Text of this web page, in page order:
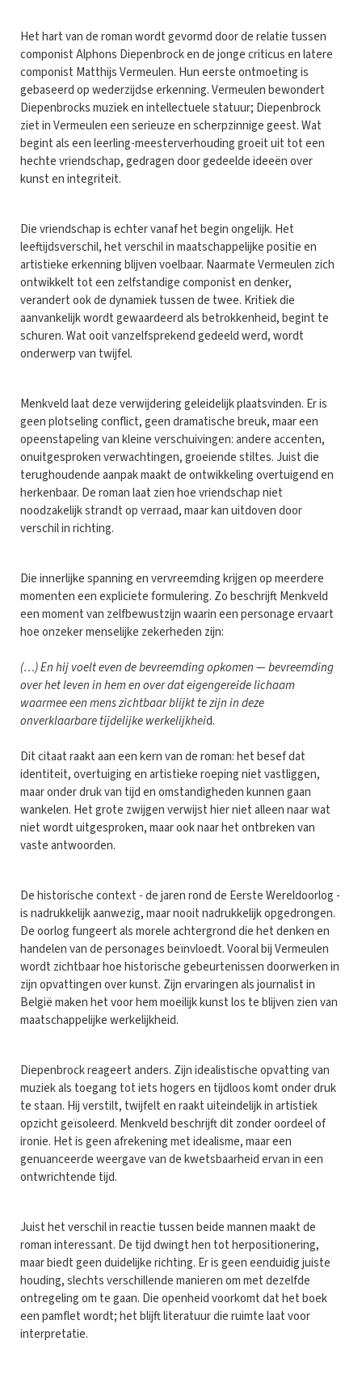
Het hart van de roman wordt gevormd door de relatie tussen
componist Alphons Diepenbrock en de jonge criticus en latere
componist Matthijs Vermeulen. Hun eerste ontmoeting is
gebaseerd op wederzijdse erkenning. Vermeulen bewondert
Diepenbrocks muziek en intellectuele statuur; Diepenbrock
ziet in Vermeulen een serieuze en scherpzinnige geest. Wat
begint als een leerling-meesterverhouding groeit uit tot een
hechte vriendschap, gedragen door gedeelde ideeën over
kunst en integriteit.
Die vriendschap is echter vanaf het begin ongelijk. Het
leeftijdsverschil, het verschil in maatschappelijke positie en
artistieke erkenning blijven voelbaar. Naarmate Vermeulen zich
ontwikkelt tot een zelfstandige componist en denker,
verandert ook de dynamiek tussen de twee. Kritiek die
aanvankelijk wordt gewaardeerd als betrokkenheid, begint te
schuren. Wat ooit vanzelfsprekend gedeeld werd, wordt
onderwerp van twijfel.
Menkveld laat deze verwijdering geleidelijk plaatsvinden. Er is
geen plotseling conflict, geen dramatische breuk, maar een
opeenstapeling van kleine verschuivingen: andere accenten,
onuitgesproken verwachtingen, groeiende stiltes. Juist die
terughoudende aanpak maakt de ontwikkeling overtuigend en
herkenbaar. De roman laat zien hoe vriendschap niet
noodzakelijk strandt op verraad, maar kan uitdoven door
verschil in richting.
Die innerlijke spanning en vervreemding krijgen op meerdere
momenten een expliciete formulering. Zo beschrijft Menkveld
een moment van zelfbewustzijn waarin een personage ervaart
hoe onzeker menselijke zekerheden zijn:
(…) En hij voelt even de bevreemding opkomen — bevreemding
over het leven in hem en over dat eigengereide lichaam
waarmee een mens zichtbaar blijkt te zijn in deze
onverklaarbare tijdelijke werkelijkheid.
Dit citaat raakt aan een kern van de roman: het besef dat
identiteit, overtuiging en artistieke roeping niet vastliggen,
maar onder druk van tijd en omstandigheden kunnen gaan
wankelen. Het grote zwijgen verwijst hier niet alleen naar wat
niet wordt uitgesproken, maar ook naar het ontbreken van
vaste antwoorden.
De historische context - de jaren rond de Eerste Wereldoorlog -
is nadrukkelijk aanwezig, maar nooit nadrukkelijk opgedrongen.
De oorlog fungeert als morele achtergrond die het denken en
handelen van de personages beïnvloedt. Vooral bij Vermeulen
wordt zichtbaar hoe historische gebeurtenissen doorwerken in
zijn opvattingen over kunst. Zijn ervaringen als journalist in
België maken het voor hem moeilijk kunst los te blijven zien van
maatschappelijke werkelijkheid.
Diepenbrock reageert anders. Zijn idealistische opvatting van
muziek als toegang tot iets hogers en tijdloos komt onder druk
te staan. Hij verstilt, twijfelt en raakt uiteindelijk in artistiek
opzicht geïsoleerd. Menkveld beschrijft dit zonder oordeel of
ironie. Het is geen afrekening met idealisme, maar een
genuanceerde weergave van de kwetsbaarheid ervan in een
ontwrichtende tijd.
Juist het verschil in reactie tussen beide mannen maakt de
roman interessant. De tijd dwingt hen tot herpositionering,
maar biedt geen duidelijke richting. Er is geen eenduidig juiste
houding, slechts verschillende manieren om met dezelfde
ontregeling om te gaan. Die openheid voorkomt dat het boek
een pamflet wordt; het blijft literatuur die ruimte laat voor
interpretatie.